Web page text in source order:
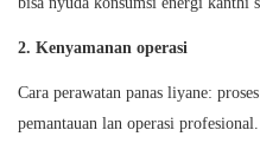
2. Kenyamanan operasi
Cara perawatan panas liyane:
pemantauan lan operasi profesional.